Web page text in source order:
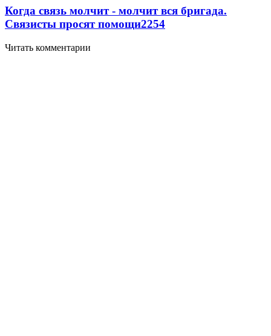
Когда связь молчит - молчит вся бригада.
Связисты просят помощи2254
Читать комментарии